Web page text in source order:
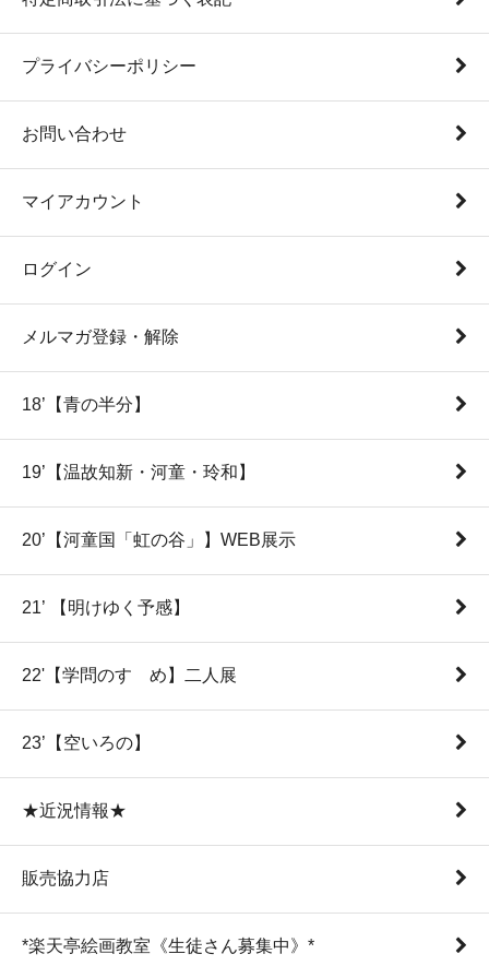
プライバシーポリシー
お問い合わせ
マイアカウント
ログイン
メルマガ登録・解除
18’【青の半分】
19’【温故知新・河童・玲和】
20’【河童国「虹の谷」】WEB展示
21’ 【明けゆく予感】
22'【学問のすゝめ】二人展
23’【空いろの】
★近況情報★
販売協力店
*楽天亭絵画教室《生徒さん募集中》*